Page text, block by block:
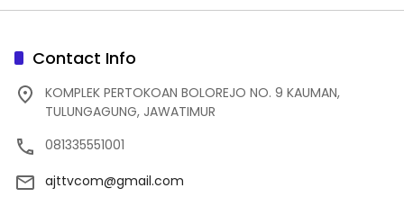
Contact Info
KOMPLEK PERTOKOAN BOLOREJO NO. 9 KAUMAN,
TULUNGAGUNG, JAWATIMUR
081335551001
ajttvcom@gmail.com